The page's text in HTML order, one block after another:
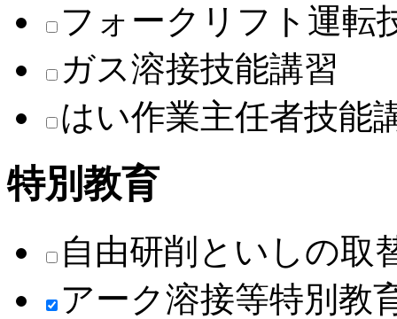
フォークリフト運転
ガス溶接技能講習
はい作業主任者技能
特別教育
自由研削といしの取
アーク溶接等特別教